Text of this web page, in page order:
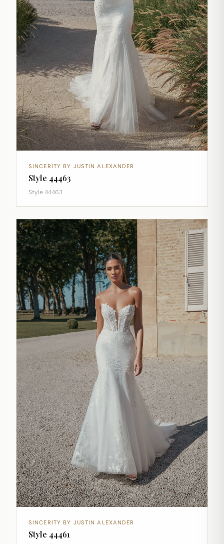
SINCERITY BY JUSTIN ALEXANDER
Style 44463
Style 44463
SINCERITY BY JUSTIN ALEXANDER
Style 44461